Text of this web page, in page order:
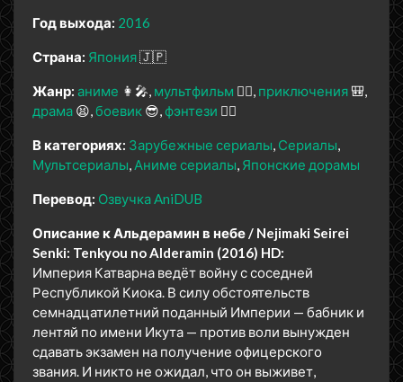
Год выхода: 2016
Страна: Япония🇯🇵
Жанр: аниме 👩‍🎤 мультфильм 🧚‍♀️ приключения 🎒
драма 😫 боевик 😎 фэнтези 🧝‍♂️
В категориях: Зарубежные сериалы Сериалы
Мультсериалы Аниме сериалы Японские дорамы
Перевод: Озвучка AniDUB
Описание к Альдерамин в небе / Nejimaki Seirei
Senki: Tenkyou no Alderamin (2016) HD:
Империя Катварна ведёт войну с соседней
Республикой Киока. В силу обстоятельств
семнадцатилетний поданный Империи — бабник и
лентяй по имени Икута — против воли вынужден
сдавать экзамен на получение офицерского
звания. И никто не ожидал, что он выживет,